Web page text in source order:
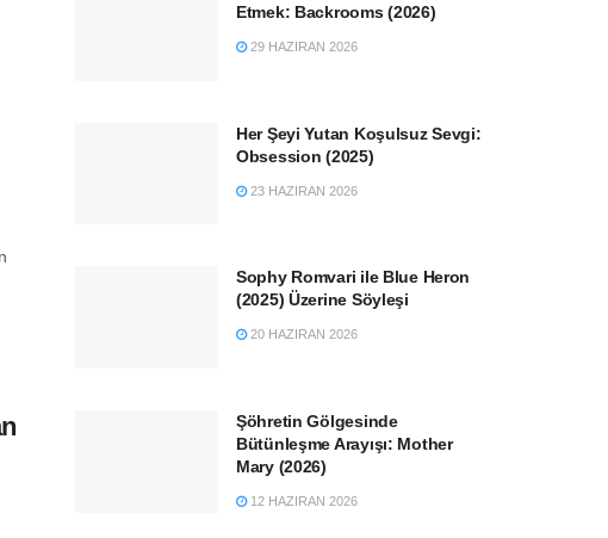
Etmek: Backrooms (2026)
29 HAZIRAN 2026
Her Şeyi Yutan Koşulsuz Sevgi:
Obsession (2025)
23 HAZIRAN 2026
Sophy Romvari ile Blue Heron
(2025) Üzerine Söyleşi
20 HAZIRAN 2026
Şöhretin Gölgesinde
Bütünleşme Arayışı: Mother
Mary (2026)
12 HAZIRAN 2026